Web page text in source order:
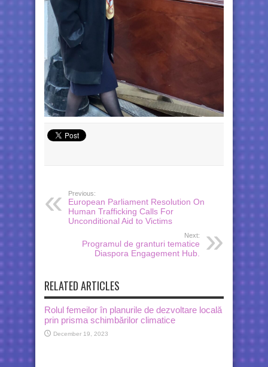
Previous:
European Parliament Resolution On
Human Trafficking Calls For
Unconditional Aid to Victims
Next:
Programul de granturi tematice
Diaspora Engagement Hub.
RELATED ARTICLES
Rolul femeilor în planurile de dezvoltare locală
prin prisma schimbărilor climatice
December 19, 2023